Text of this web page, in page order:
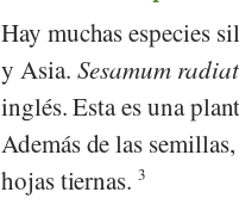
Hay muchas especies
y Asia. Sesamum
inglés. Esta es una
Además de las
hojas tiernas.3